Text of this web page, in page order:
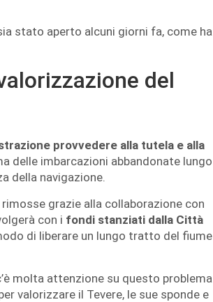
stato aperto alcuni giorni fa, come ha
del
provvedere alla tutela e alla
delle imbarcazioni abbandonate lungo
della navigazione.
grazie alla collaborazione con
con i fondi stanziati dalla Città
di liberare un lungo tratto del fiume
molta attenzione su questo problema
valorizzare il Tevere, le sue sponde e